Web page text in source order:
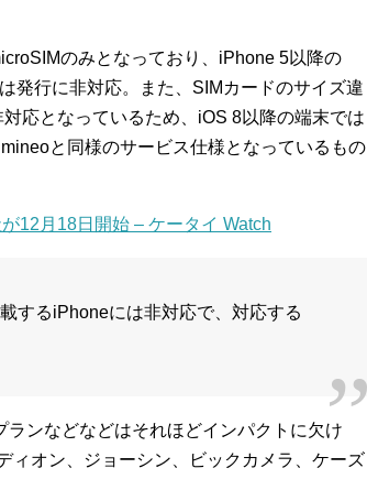
のみとなっており、iPhone 5以降の
発行に非対応。また、SIMカードのサイズ違
応となっているため、iOS 8以降の端末では
と同様のサービス仕様となっているもの
12月18日開始 – ケータイ Watch
するiPhoneには非対応で、対応する
ンなどなどはそれほどインパクトに欠け
ィオン、ジョーシン、ビックカメラ、ケーズ